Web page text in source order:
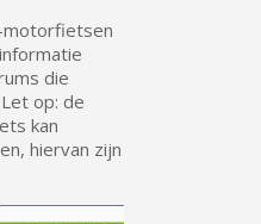
motorfietsen
die
op: de
kan
hiervan zijn